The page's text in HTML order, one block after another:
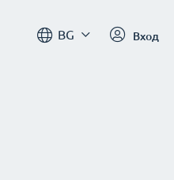
BG Вход